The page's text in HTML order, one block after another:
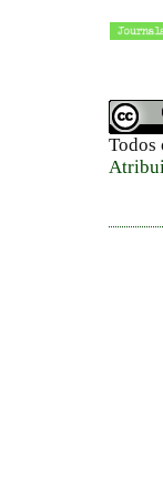
Todos